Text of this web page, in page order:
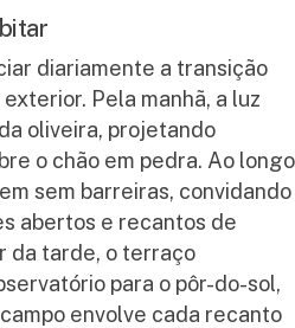
diariamente a transição
Pela manhã, a luz
oliveira, projetando
o chão em pedra. Ao longo
sem barreiras, convidando
abertos e recantos de
da tarde, o terraço
para o pôr-do-sol,
envolve cada recanto